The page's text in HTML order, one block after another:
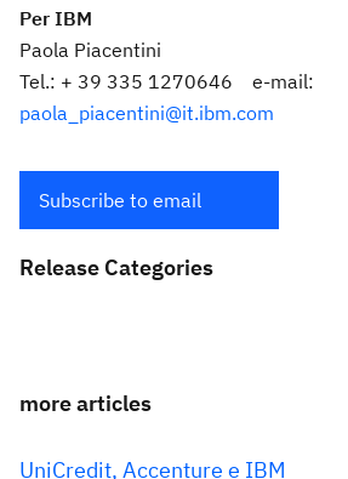
Per IBM
Paola Piacentini
Tel.: + 39 335 1270646 e-mail:
paola_piacentini@it.ibm.com
Subscribe to email
Release Categories
more articles
UniCredit, Accenture e IBM